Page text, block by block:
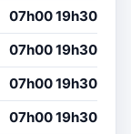
07h00 19h30
07h00 19h30
07h00 19h30
07h00 19h30